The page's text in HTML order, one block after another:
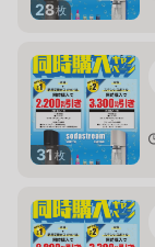
28枚
31枚